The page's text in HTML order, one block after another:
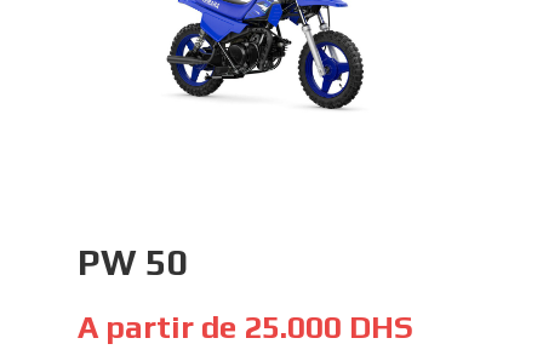
PW 50
A partir de 25.000 DHS